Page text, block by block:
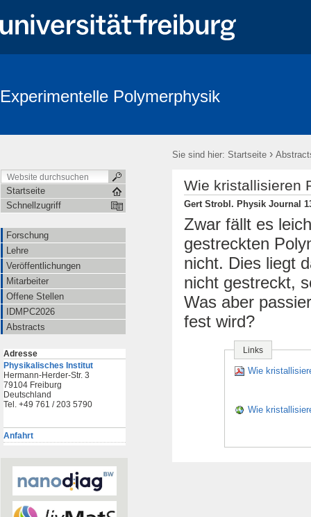
Experimentelle Polymerphysik
Sie sind hier: Startseite ›
Startseite
Schnellzugriff
Forschung
Lehre
Veröffentlichungen
Mitarbeiter
Offene Stellen
IDMPC2026
Abstracts
Adresse
Physikalisches Institut
Hermann-Herder-Str. 3
79104 Freiburg
Deutschland
Tel. +49 761 / 203 5790
Anfahrt
Wie kristallisieren
Gert Strobl. Physik Journal
Zwar fällt es
gestreckten
nicht. Dies liegt
nicht gestreckt,
Was aber
fest wird?
Links
Wie
Wie